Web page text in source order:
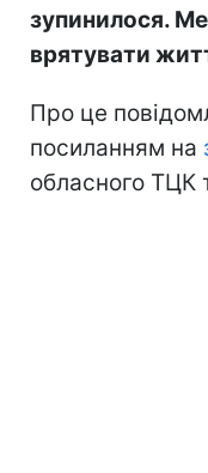
зупинилося.
врятувати
Про це
посиланням на
обласного ТЦК